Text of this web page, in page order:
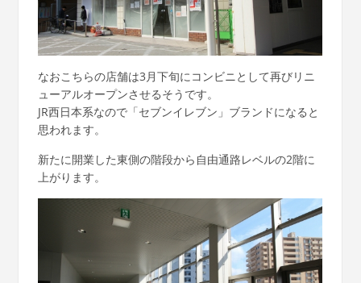
なおこちらの店舗は3月下旬にコンビニとして再びリニ
ューアルオープンさせるそうです。
JR西日本系なので「セブンイレブン」ブランドになると
思われます。
新たに開業した東側の階段から自由通路レベルの2階に
上がります。